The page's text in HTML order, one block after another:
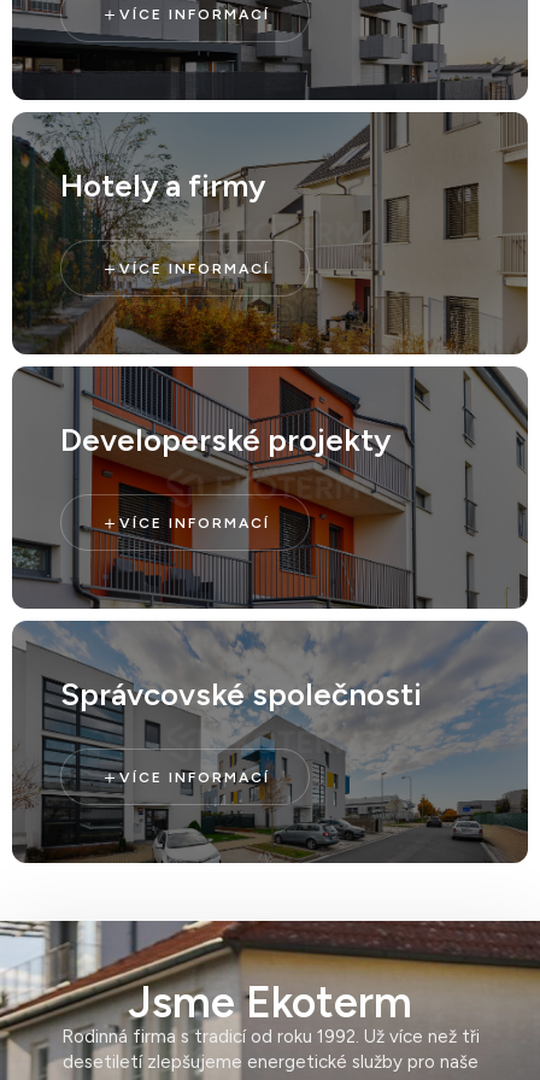
VÍCE INFORMACÍ
Hotely a firmy
VÍCE INFORMACÍ
Developerské projekty
VÍCE INFORMACÍ
Správcovské společnosti
VÍCE INFORMACÍ
Jsme Ekoterm
Rodinná firma s tradicí od roku 1992. Už více než tři
desetiletí zlepšujeme energetické služby pro naše